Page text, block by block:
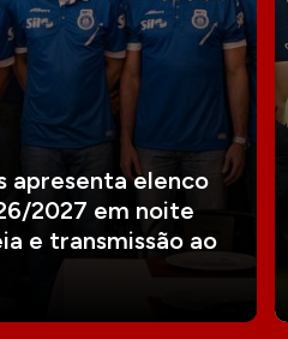
apresenta elenco
2027 em noite
e transmissão ao